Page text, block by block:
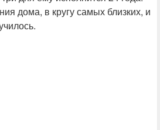
дома, в кругу самых близких, и